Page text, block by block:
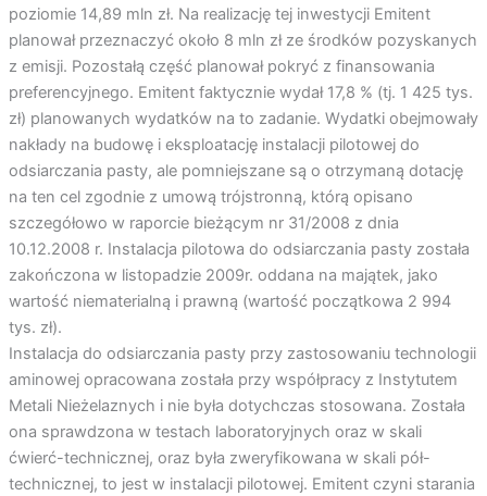
poziomie 14,89 mln zł. Na realizację tej inwestycji Emitent
planował przeznaczyć około 8 mln zł ze środków pozyskanych
z emisji. Pozostałą część planował pokryć z finansowania
preferencyjnego. Emitent faktycznie wydał 17,8 % (tj. 1 425 tys.
zł) planowanych wydatków na to zadanie. Wydatki obejmowały
nakłady na budowę i eksploatację instalacji pilotowej do
odsiarczania pasty, ale pomniejszane są o otrzymaną dotację
na ten cel zgodnie z umową trójstronną, którą opisano
szczegółowo w raporcie bieżącym nr 31/2008 z dnia
10.12.2008 r. Instalacja pilotowa do odsiarczania pasty została
zakończona w listopadzie 2009r. oddana na majątek, jako
wartość niematerialną i prawną (wartość początkowa 2 994
tys. zł).
Instalacja do odsiarczania pasty przy zastosowaniu technologii
aminowej opracowana została przy współpracy z Instytutem
Metali Nieżelaznych i nie była dotychczas stosowana. Została
ona sprawdzona w testach laboratoryjnych oraz w skali
ćwierć-technicznej, oraz była zweryfikowana w skali pół-
technicznej, to jest w instalacji pilotowej. Emitent czyni starania